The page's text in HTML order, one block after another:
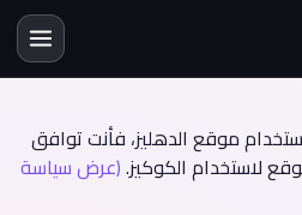
موقع الدهليز، فأنت توافق
لاستخدام الكوكيز.(عرض سياسة